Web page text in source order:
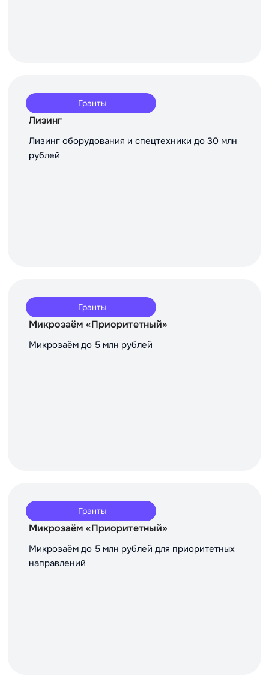
Гранты
Лизинг
Лизинг оборудования и спецтехники до 30 млн
рублей
Гранты
Микрозаём «Приоритетный»
Микрозаём до 5 млн рублей
Гранты
Микрозаём «Приоритетный»
Микрозаём до 5 млн рублей для приоритетных
направлений